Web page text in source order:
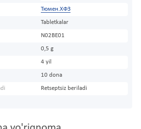
Тюмен.ХФЗ
Tabletkalar
N02BE01
0,5 g
4 yil
10 dona
Retseptsiz beriladi